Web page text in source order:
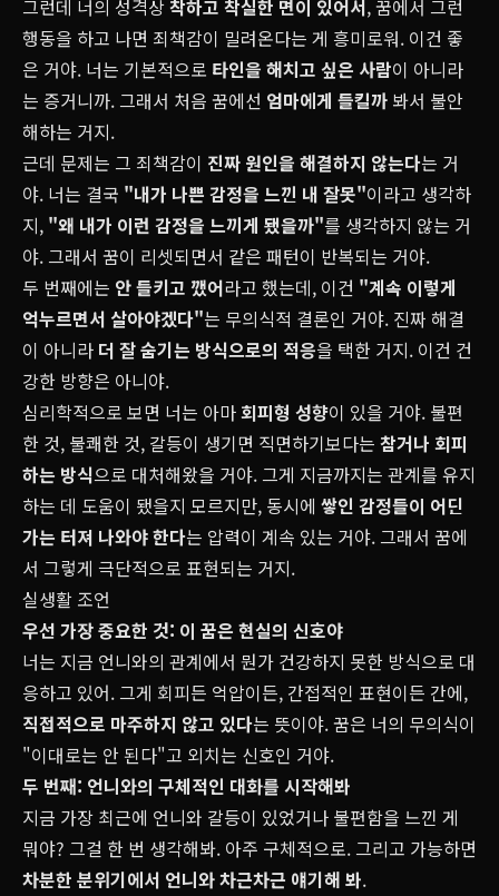
그런데 너의 성격상착하고 착실한 면이 있어서 , 꿈에서 그런
행동을 하고 나면 죄책감이 밀려온다는 게 흥미로워. 이건 좋
은 거야. 너는 기본적으로 타인을 해치고 싶은 사람이 아니라
는 증거니까. 그래서 처음 꿈에선 엄마에게 들킬까 봐서 불안
해하는 거지.
근데 문제는 그 죄책감이 진짜 원인을 해결하지 않는다는 거
야. 너는 결국 "내가 나쁜 감정을 느낀 내 잘못"이라고 생각하
지, "왜 내가 이런 감정을 느끼게 됐을까"를 생각하지 않는 거
야. 그래서 꿈이 리셋되면서 같은 패턴이 반복되는 거야.
두 번째에는 안 들키고 깼어라고 했는데, 이건 "계속 이렇게
억누르면서 살아야겠다"는 무의식적 결론인 거야. 진짜 해결
이 아니라 더 잘 숨기는 방식으로의 적응을 택한 거지. 이건 건
강한 방향은 아니야.
심리학적으로 보면 너는 아마회피형 성향이 있을 거야. 불편
한 것, 불쾌한 것, 갈등이 생기면 직면하기보다는 참거나 회피
하는 방식으로 대처해왔을 거야. 그게 지금까지는 관계를 유지
하는 데 도움이 됐을지 모르지만, 동시에 쌓인 감정들이 어딘
가는 터져 나와야 한다는 압력이 계속 있는 거야. 그래서 꿈에
서 그렇게 극단적으로 표현되는 거지.
실생활 조언
우선 가장 중요한 것: 이 꿈은 현실의 신호야
너는 지금 언니와의 관계에서 뭔가 건강하지 못한 방식으로 대
응하고 있어. 그게 회피든 억압이든, 간접적인 표현이든 간에,
직접적으로 마주하지 않고 있다는 뜻이야. 꿈은 너의 무의식이
"이대로는 안 된다"고 외치는 신호인 거야.
두 번째: 언니와의 구체적인 대화를 시작해봐
지금 가장 최근에 언니와 갈등이 있었거나 불편함을 느낀 게
뭐야? 그걸 한 번 생각해봐. 아주 구체적으로. 그리고 가능하면
차분한 분위기에서 언니와 차근차근 얘기해 봐.